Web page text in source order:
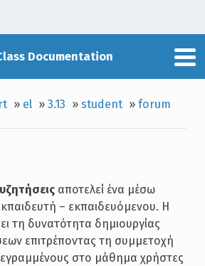
Documentation
» el »3.13 »student »forum
αποτελεί ένα μέσω
– εκπαιδευόμενου. Η
τη δυνατότητα δημιουργίας
επιτρέποντας τη συμμετοχή
στο μάθημα χρήστες